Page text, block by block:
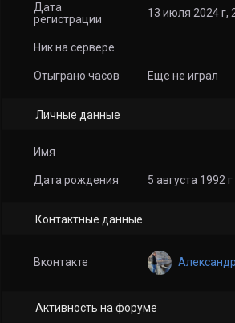
Дата
регистрации
13 июля 2024 г,
Ник на сервере
Отыграно часов Еще не играл
Личные данные
Имя
Дата рождения 5 августа 1992 г
Контактные данные
Вконтакте
Активность на форуме